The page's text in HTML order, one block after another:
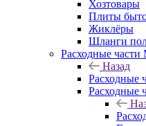
Хозтовары
Плиты
Жиклёры
Шланги
Расходные
Назад
Расходные
Расходные